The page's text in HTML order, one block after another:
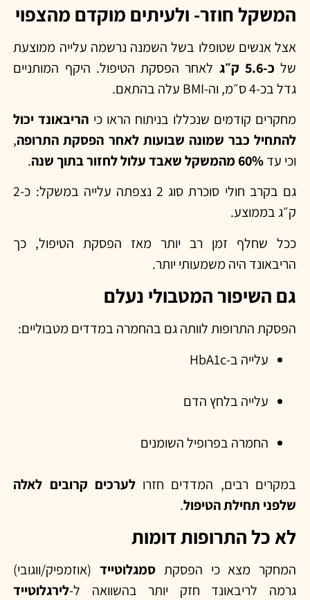
המשקל חוזר- ולעיתים מוקדם מהצפוי
אצל אנשים שטופלו בשל השמנה נרשמה עלייה ממוצעת
של כ-5.6 ק״ג
לאחר הפסקת הטיפול. היקף המותניים
גדל בכ-4 ס״מ, וה-BMI עלה בהתאם.
מחקרים קודמים שנכללו בניתוח הראו כי הריבאונד יכול
להתחיל כבר שמונה שבועות לאחר הפסקת התרופה,
וכי עד60% מהמשקל שאבד עלול לחזור בתוך שנה
.
גם בקרב חולי סוכרת סוג 2 נצפתה עלייה במשקל: כ-2
ק״ג בממוצע.
ככל שחלף זמן רב יותר מאז הפסקת הטיפול, כך
הריבאונד היה משמעותי יותר.
גם השיפור המטבולי נעלם
הפסקת התרופות לוותה גם בהחמרה במדדים מטבוליים:
עלייה ב-HbA1c
עלייה בלחץ הדם
החמרה בפרופיל השומנים
במקרים רבים, המדדים חזרו לערכים קרובים לאלה
שלפני תחילת הטיפול.
לא כל התרופות דומות
המחקר מצא כי הפסקת סמגלוטייד(אוזמפיק/ווגובי)
גרמה לריבאונד חזק יותר בהשוואה ל-לירגלוטייד